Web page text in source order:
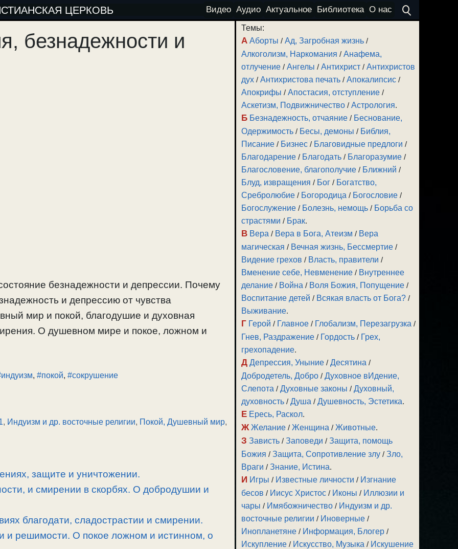
ЦЕРКОВЬ Видео Аудио Актуальное Библиотека О нас
безнадежности и
безнадежности и депрессии. Почему
и депрессию от чувства
мир и покой, благодушие и духовная
О душевном мире и покое, ложном и
, #покой, #сокрушение
, Индуизм и др. восточные религии, Покой, Душевный мир,
защите и уничтожении.
и смирении в скорбях. О добродушии и
благодати, сладострастии и смирении.
и решимости. О покое ложном и истинном, о
Темы:
А Аборты /Ад, Загробная жизнь /
Алкоголизм, Наркомания /Анафема,
отлучение /Ангелы /Антихрист /Антихристов
дух /Антихристова печать /Апокалипсис /
Апокрифы /Апостасия, отступление /
Аскетизм, Подвижничество /Астрология.
Б Безнадежность, отчаяние / Беснование,
Одержимость / Бесы, демоны / Библия,
Писание / Бизнес / Благовидные предлоги /
Благодарение / Благодать / Благоразумие /
Благословение, благополучие / Ближний /
Блуд, извращения / Бог / Богатство,
Сребролюбие / Богородица / Богословие /
Богослужение / Болезнь, немощь / Борьба со
страстями / Брак.
В Вера / Вера в Бога, Атеизм / Вера
магическая / Вечная жизнь, Бессмертие /
Видение грехов / Власть, правители /
Вменение себе, Невменение / Внутреннее
делание / Война / Воля Божия, Попущение /
Воспитание детей / Всякая власть от Бога? /
Выживание.
Г Герой / Главное / Глобализм, Перезагрузка /
Гнев, Раздражение / Гордость / Грех,
грехопадение.
Д Депрессия, Уныние /Десятина /
Добродетель, Добро /Духовное вИдение,
Слепота /Духовные законы /Духовный,
духовность /Душа /Душевность, Эстетика.
Е Ересь, Раскол.
Ж Желание /Женщина /Животные.
З Зависть /Заповеди /Защита, помощь
Божия /Защита, Сопротивление злу /Зло,
Враги /Знание, Истина.
И Игры / Известные личности / Изгнание
бесов / Иисус Христос / Иконы / Иллюзии и
чары / Имябожничество / Индуизм и др.
восточные религии / Иноверные /
Инопланетяне / Информация, Блогер /
Искупление / Искусство, Музыка / Искушение